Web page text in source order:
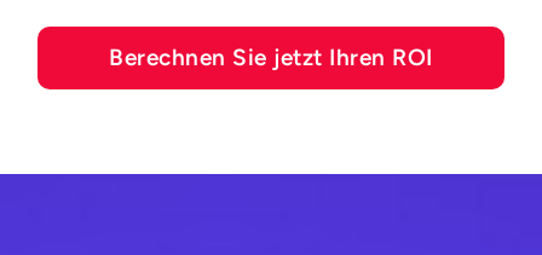
Berechnen Sie jetzt Ihren ROI